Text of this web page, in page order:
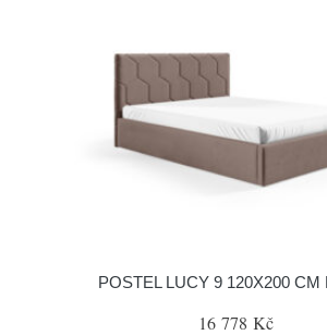
POSTEL LUCY 9 120X200 CM
16 778 Kč